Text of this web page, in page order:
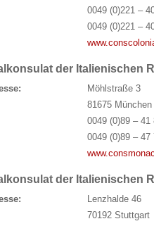
0049 (0)221 –
0049 (0)221 –
der Italienischen
Möhlstraße 3
81675 München
0049 (0)89 – 41
0049 (0)89 – 47
der Italienischen
Lenzhalde 46
70192 Stuttgart